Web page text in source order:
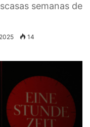
semanas de
14